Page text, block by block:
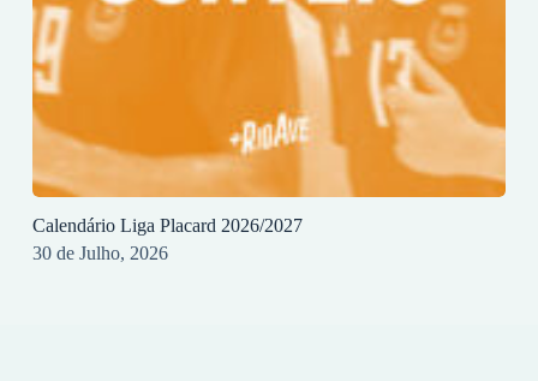
Calendário Liga Placard 2026/2027
30 de Julho, 2026